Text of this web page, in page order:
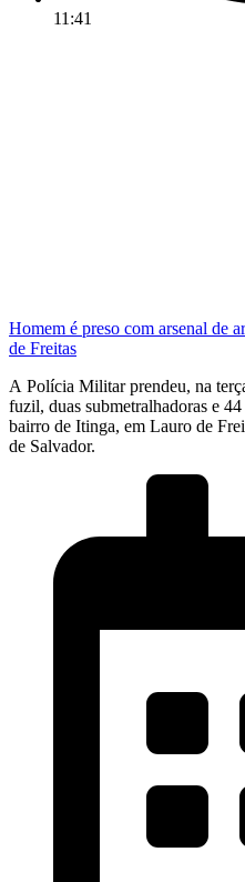
11:41
Homem é preso com arsenal de
de Freitas
A Polícia Militar prendeu, na
fuzil, duas submetralhadoras e
bairro de Itinga, em Lauro de
de Salvador.